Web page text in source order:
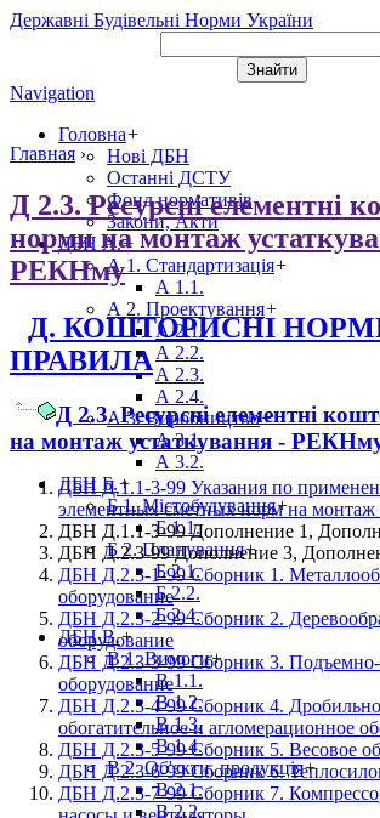
Державні Будівельні Норми України
Navigation
Головна+
Нові ДБН
Останні ДСТУ
Фонд нормативів
Закони, Акти
ДБН А.+
А 1. Стандартизація+
А 1.1.
А 2. Проектування+
А 2.1.
А 2.2.
А 2.3.
А 2.4.
А 3. Виробництво+
А 3.1.
А 3.2.
ДБН Б.+
Б 1. Містобудування+
Б 1.1.
Б 2. Планування+
Б 2.1.
Б 2.2.
Б 2.4.
ДБН В.+
В 1. Вимоги+
В 1.1.
В 1.2.
В 1.3.
В 1.4.
В 2. Об'єкти, продукція+
В 2.1.
В 2.2.
Главная ›
Д 2.3. Ресурсні елементні
норми на монтаж
РЕКНму
Д. КОШТОРИСНІ
ПРАВИЛА
Д 2.3. Ресурсні елементні
на монтаж устаткування -
ДБН Д.1.1-3-99 Указания по
элементных сметных норм на монтаж
ДБН Д.1.1-3-99 Дополнение 1,
ДБН Д.2.3-99 Дополнение 3,
ДБН Д.2.3-1-99 Сборник 1.
оборудование
ДБН Д.2.3-2-99 Сборник 2.
оборудование
ДБН Д.2.3-3-99 Сборник 3. Подъемно-
оборудование
ДБН Д.2.3-4-99 Сборник 4.
обогатительное и агломерационное
ДБН Д.2.3-5-99 Сборник 5. Весовое
ДБН Д.2.3-6-99 Сборник 6.
ДБН Д.2.3-7-99 Сборник 7.